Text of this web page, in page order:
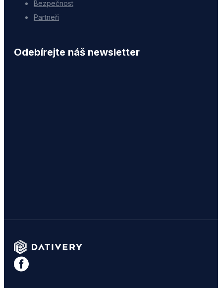
Bezpečnost
Partneři
Odebírejte náš newsletter